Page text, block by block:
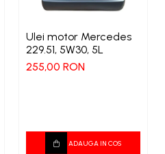
Ulei motor Mercedes
229.51, 5W30, 5L
255,00 RON
ADAUGA IN COS